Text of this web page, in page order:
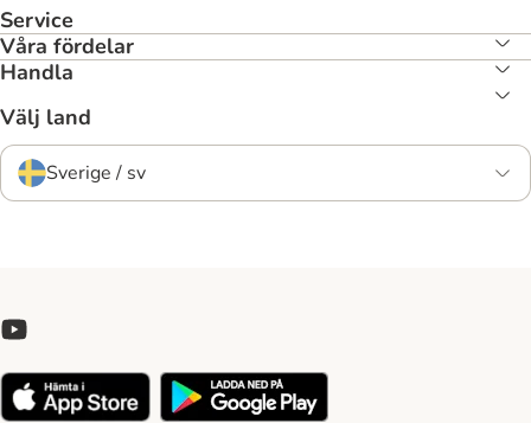
Service
Våra fördelar
Handla
Välj land
Sverige / sv